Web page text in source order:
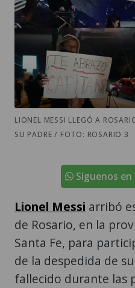
LIONEL MESSI LLEGÓ A
SU PADRE / FOTO: ROSARIO 3
Síguenos
Lionel Messi arribó
de Rosario, en la
Santa Fe, para
de la despedida de
fallecido durante las